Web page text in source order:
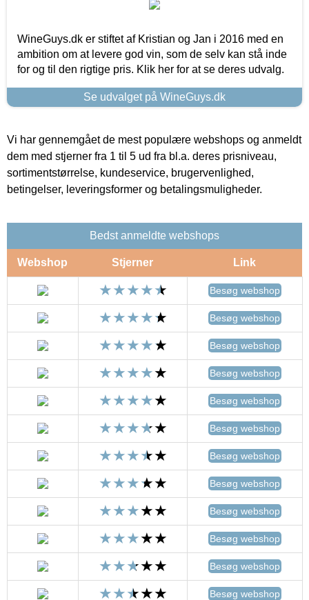
WineGuys.dk er stiftet af Kristian og Jan i 2016 med en
ambition om at levere god vin, som de selv kan stå inde
for og til den rigtige pris. Klik her for at se deres udvalg.
Se udvalget på WineGuys.dk
Vi har gennemgået de mest populære webshops og anmeldt
dem med stjerner fra 1 til 5 ud fra bl.a. deres prisniveau,
sortimentstørrelse, kundeservice, brugervenlighed,
betingelser, leveringsformer og betalingsmuligheder.
Bedst anmeldte webshops
Webshop Stjerner Link
Besøg webshop
Besøg webshop
Besøg webshop
Besøg webshop
Besøg webshop
Besøg webshop
Besøg webshop
Besøg webshop
Besøg webshop
Besøg webshop
Besøg webshop
Besøg webshop